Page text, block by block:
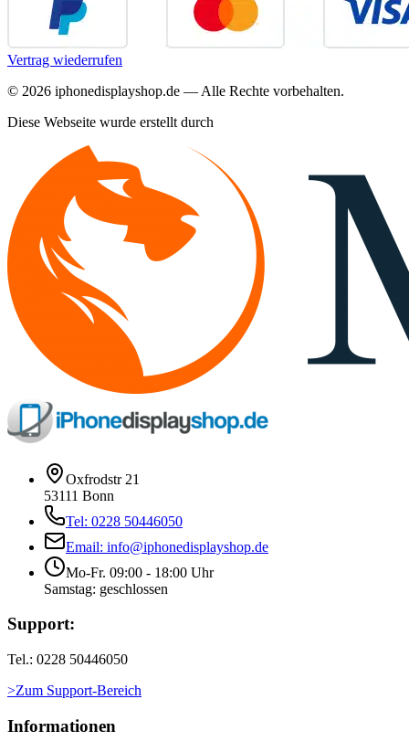
Vertrag wiederrufen
© 2026 iphonedisplayshop.de — Alle Rechte vorbehalten.
Diese Webseite wurde erstellt durch
Oxfrodstr 21
53111 Bonn
Tel: 0228 50446050
Email: info@iphonedisplayshop.de
Mo-Fr. 09:00 - 18:00 Uhr
Samstag: geschlossen
Support:
Tel.: 0228 50446050
>Zum Support-Bereich
Informationen